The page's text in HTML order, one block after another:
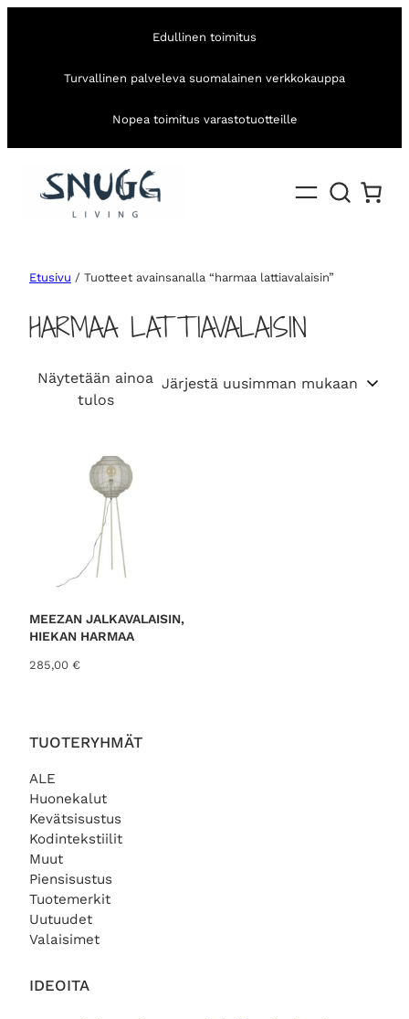
Edullinen toimitus
Turvallinen palveleva suomalainen verkkokauppa
Nopea toimitus varastotuotteille
TUOTERYHMÄT
ALE
Huonekalut
Kevätsisustus
Kodintekstiilit
Muut
Piensisustus
Tuotemerkit
Uutuudet
Valaisimet
IDEOITA
Etusivu / Tuotteet avainsanalla “harmaa lattiavalaisin”
HARMAA LATTIAVALAISIN
Näytetään ainoa
tulos
MEEZAN JALKAVALAISIN,
HIEKAN HARMAA
285,00 €